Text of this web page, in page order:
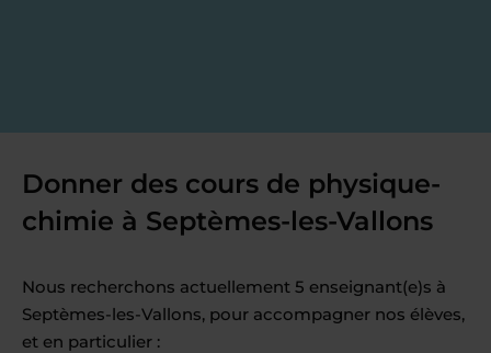
Donner des cours de physique-
chimie à Septèmes-les-Vallons
Nous recherchons actuellement 5 enseignant(e)s à
Septèmes-les-Vallons, pour accompagner nos élèves,
et en particulier :